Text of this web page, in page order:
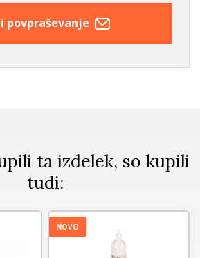
povpraševanje
ta izdelek, so kupili
tudi:
NOVO